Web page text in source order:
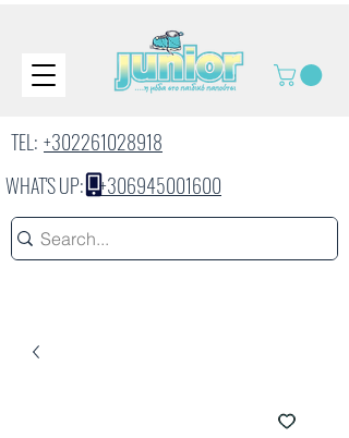
TEL: +302261028918
WHAT'S UP:+306945001600